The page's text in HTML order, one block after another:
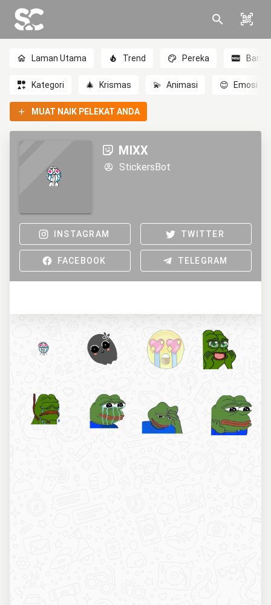
Laman Utama Trend Pereka Baru
Kategori 🎄 Krismas 💫 Animasi 😊 Emosi
MUAT NAIK PELEKAT ANDA
MIXX
StickersBot
INSTAGRAM TWITTER
FACEBOOK TELEGRAM